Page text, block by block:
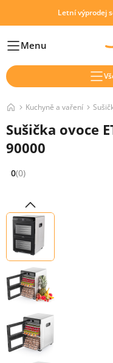
Letní výprodej
HlavníMenu
Kuchyně a vaření
Sušička ovoce
90000
Hodnocení: 0 z 5 (0 recenzí)
0(0)